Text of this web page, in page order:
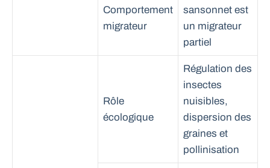
Comportement
migrateur
sansonnet est
un migrateur
partiel
Rôle
écologique
Régulation des
insectes
nuisibles,
dispersion des
graines et
pollinisation